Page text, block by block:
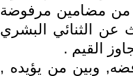
من مضامين مرفوضة
عن الثنائي البشري
القيم .
وبين من يؤيده ,